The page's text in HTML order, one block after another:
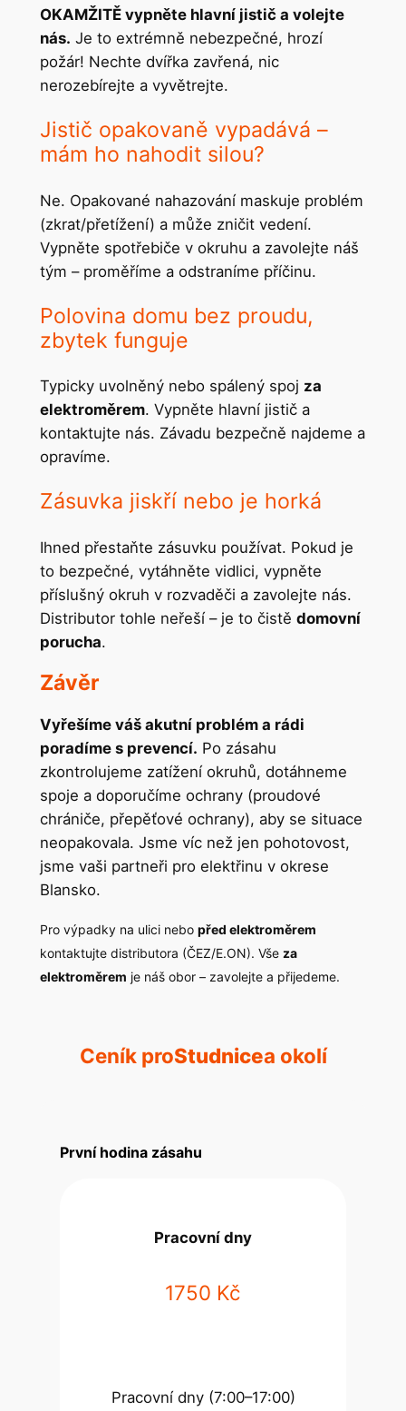
OKAMŽITĚ vypněte hlavní jistič a volejte
nás. Je to extrémně nebezpečné, hrozí
požár! Nechte dvířka zavřená, nic
nerozebírejte a vyvětrejte.
Jistič opakovaně vypadává –
mám ho nahodit silou?
Ne. Opakované nahazování maskuje problém
(zkrat/přetížení) a může zničit vedení.
Vypněte spotřebiče v okruhu a zavolejte náš
tým – proměříme a odstraníme příčinu.
Polovina domu bez proudu,
zbytek funguje
Typicky uvolněný nebo spálený spoj za
elektroměrem. Vypněte hlavní jistič a
kontaktujte nás. Závadu bezpečně najdeme a
opravíme.
Zásuvka jiskří nebo je horká
Ihned přestaňte zásuvku používat. Pokud je
to bezpečné, vytáhněte vidlici, vypněte
příslušný okruh v rozvaděči a zavolejte nás.
Distributor tohle neřeší – je to čistě domovní
porucha.
Závěr
Vyřešíme váš akutní problém a rádi
poradíme s prevencí. Po zásahu
zkontrolujeme zatížení okruhů, dotáhneme
spoje a doporučíme ochrany (proudové
chrániče, přepěťové ochrany), aby se situace
neopakovala. Jsme víc než jen pohotovost,
jsme vaši partneři pro elektřinu v okrese
Blansko.
Pro výpadky na ulici nebo před elektroměrem
kontaktujte distributora (ČEZ/E.ON). Vše za
elektroměrem je náš obor – zavolejte a přijedeme.
Ceník proStudnicea okolí
První hodina zásahu
Pracovní dny
1750 Kč
Pracovní dny (7:00–17:00)